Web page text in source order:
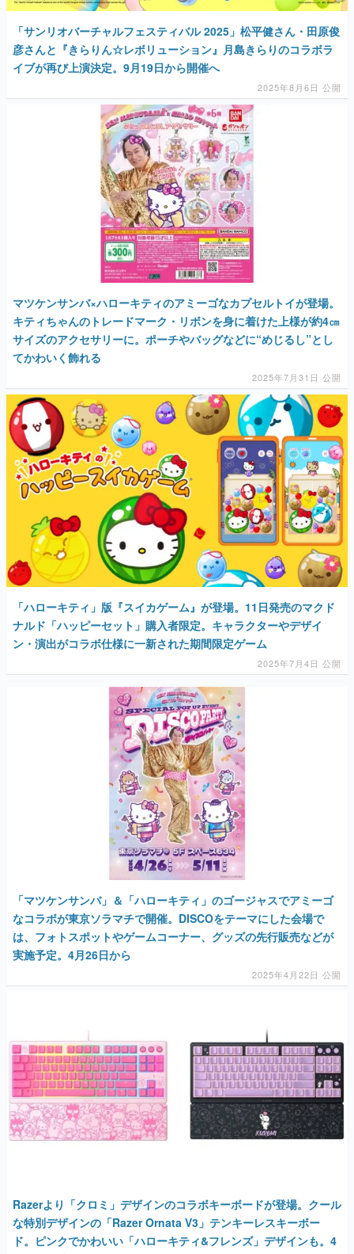
「サンリオバーチャルフェスティバル 2025」松平健さん・田原俊
彦さんと『きらりん☆レボリューション』月島きらりのコラボラ
イブが再び上演決定。9月19日から開催へ
2025年8月6日 公開
マツケンサンバ×ハローキティのアミーゴなカプセルトイが登場。
キティちゃんのトレードマーク・リボンを身に着けた上様が約4㎝
サイズのアクセサリーに。ポーチやバッグなどに“めじるし”とし
てかわいく飾れる
2025年7月31日 公開
「ハローキティ」版『スイカゲーム』が登場。11日発売のマクド
ナルド「ハッピーセット」購入者限定。キャラクターやデザイ
ン・演出がコラボ仕様に一新された期間限定ゲーム
2025年7月4日 公開
「マツケンサンバ」＆「ハローキティ」のゴージャスでアミーゴ
なコラボが東京ソラマチで開催。DISCOをテーマにした会場で
は、フォトスポットやゲームコーナー、グッズの先行販売などが
実施予定。4月26日から
2025年4月22日 公開
Razerより「クロミ」デザインのコラボキーボードが登場。クール
な特別デザインの「Razer Ornata V3」テンキーレスキーボー
ド。ピンクでかわいい「ハローキティ&フレンズ」デザインも。4